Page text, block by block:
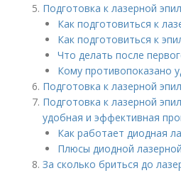
Подготовка к лазерной
Как подготовиться к
Как подготовиться к
Что делать после
Кому противопоказано
Подготовка к лазерной
Подготовка к лазерной
удобная и эффективная
Как работает диодная
Плюсы диодной
За сколько бриться до